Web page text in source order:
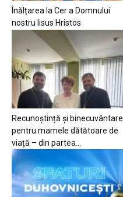
Înălțarea la Cer a Domnului
nostru Iisus Hristos
Recunoștință și binecuvântare
pentru mamele dătătoare de
viață – din partea...